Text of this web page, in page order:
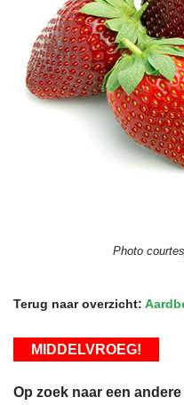
Photo
Terug naar overzicht:
MIDDELVROEG!
Op zoek naar een